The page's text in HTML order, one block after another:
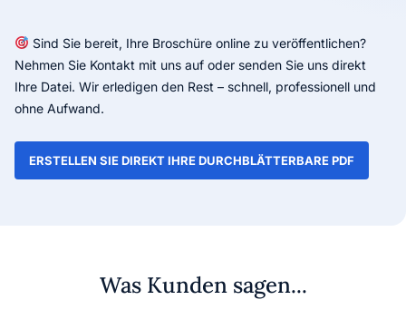
Sind Sie bereit, Ihre Broschüre online zu veröffentlichen?
Nehmen Sie Kontakt mit uns auf oder senden Sie uns direkt
Ihre Datei. Wir erledigen den Rest – schnell, professionell und
ohne Aufwand.
ERSTELLEN SIE DIREKT IHRE DURCHBLÄTTERBARE PDF
Was Kunden sagen...